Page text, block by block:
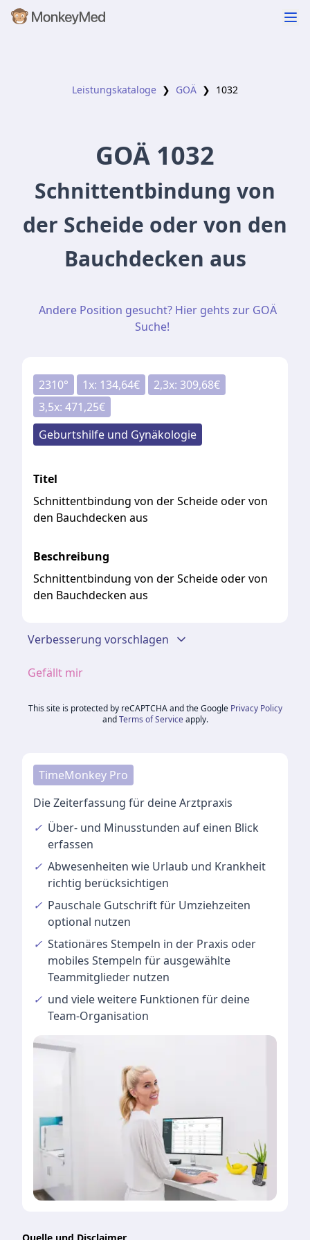
Leistungskataloge ❯ GOÄ ❯ 1032
GOÄ 1032
Schnittentbindung von
der Scheide oder von den
Bauchdecken aus
Andere Position gesucht? Hier gehts zur GOÄ
Suche!
2310° 1x: 134,64€ 2,3x: 309,68€
3,5x: 471,25€
Geburtshilfe und Gynäkologie
Titel
Schnittentbindung von der Scheide oder von
den Bauchdecken aus
Beschreibung
Schnittentbindung von der Scheide oder von
den Bauchdecken aus
Verbesserung vorschlagen
Gefällt mir
This site is protected by reCAPTCHA and the Google Privacy Policy
and Terms of Service apply.
TimeMonkey Pro
Die Zeiterfassung für deine Arztpraxis
✓ Über- und Minusstunden auf einen Blick
erfassen
✓ Abwesenheiten wie Urlaub und Krankheit
richtig berücksichtigen
✓ Pauschale Gutschriftfür Umziehzeiten
optional nutzen
✓ Stationäres Stempeln in der Praxis oder
mobiles Stempeln für ausgewählte
Teammitglieder nutzen
✓ und vieleweitere Funktionen für deine
Team-Organisation